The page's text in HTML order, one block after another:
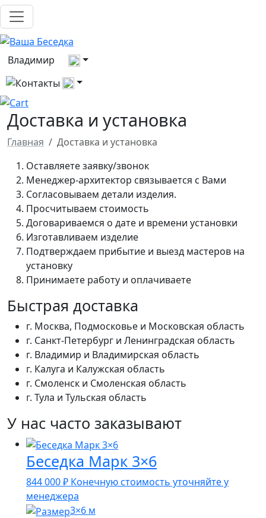
Владимир
Выберите город
Все контакты
Доставка и установка
Главная
Доставка и установка
Оставляете заявку/звонок
Менеджер-архитектор связывается с Вами
Согласовываем детали изделия.
Просчитываем стоимость
Договариваемся о дате и времени установки
Изготавливаем изделие
Подтверждаем прибытие и выезд мастеров на
установку
Принимаете работу и оплачиваете
Быстрая доставка
г. Москва, Подмосковье и Московская область
г. Санкт-Петербург и Ленинградская область
г. Владимир и Владимирская область
г. Калуга и Калужская область
г. Смоленск и Смоленская область
г. Тула и Тульская область
У нас часто заказывают
Беседка Марк 3×6
844 000₽ Конечную стоимость уточняйте у
менеджера
3×6 м